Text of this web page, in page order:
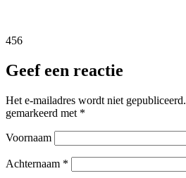
456
Geef een reactie
Het e-mailadres wordt niet gepubliceerd.
gemarkeerd met *
Voornaam
Achternaam *